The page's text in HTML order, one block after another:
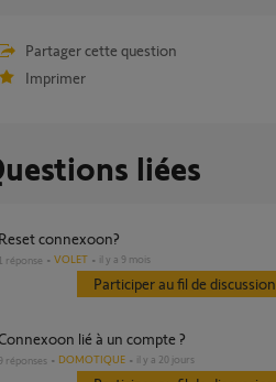
Partager cette question
Imprimer
liées
reset connexoon?
1 réponse VOLET il y a 9 mois
Participer au fil de discussion
Connexoon lié à un compte ?
9 réponses DOMOTIQUE il y a 20 jours